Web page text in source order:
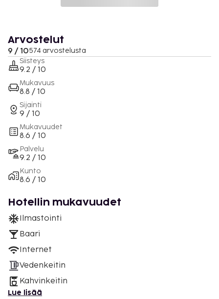
Arvostelut
9 / 10574 arvostelusta
Siisteys
9.2 / 10
Mukavuus
8.8 / 10
Sijainti
9 / 10
Mukavuudet
8.6 / 10
Palvelu
9.2 / 10
Kunto
8.6 / 10
Hotellin mukavuudet
Ilmastointi
Baari
Internet
Vedenkeitin
Kahvinkeitin
Lue lisää